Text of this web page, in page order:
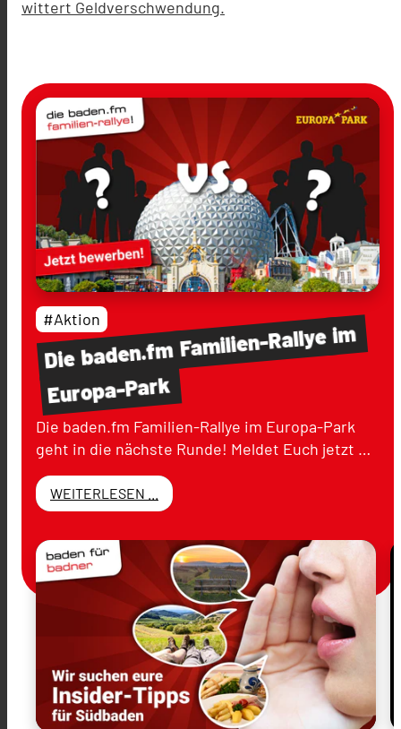
wittert Geldverschwendung.
Diebaden.fmFamilien-Rallyeim
Europa-Park
#Aktion
Die baden.fm Familien-Rallye im Europa-Park
geht in die nächste Runde! Meldet Euch jetzt …
WEITERLESEN ...